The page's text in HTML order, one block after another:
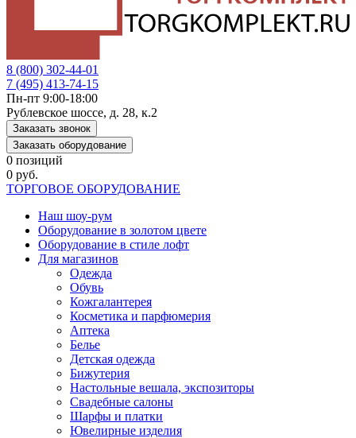
8 (800) 302-44-01
7 (495) 413-74-15
Пн-пт 9:00-18:00
Рублевское шоссе, д. 28, к.2
Заказать звонок
Заказать оборудование
0 позиций
0 руб.
ТОРГОВОЕ ОБОРУДОВАНИЕ
Наш шоу-рум
Оборудование в золотом цвете
Оборудование в стиле лофт
Для магазинов
Одежда
Обувь
Кожгалантерея
Косметика и парфюмерия
Аптека
Белье
Детская одежда
Бижутерия
Настольные вешала, экспозиторы
Свадебные салоны
Шарфы и платки
Ювелирные изделия